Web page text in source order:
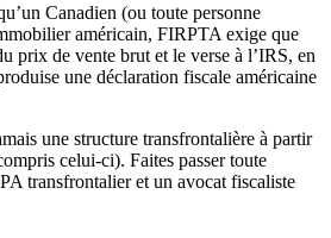
Canadien (ou toute personne
américain, FIRPTA exige que
prix de vente brut et le verse à l’IRS, en
une déclaration fiscale américaine
une structure transfrontalière à partir
celui-ci). Faites passer toute
transfrontalier et un avocat fiscaliste